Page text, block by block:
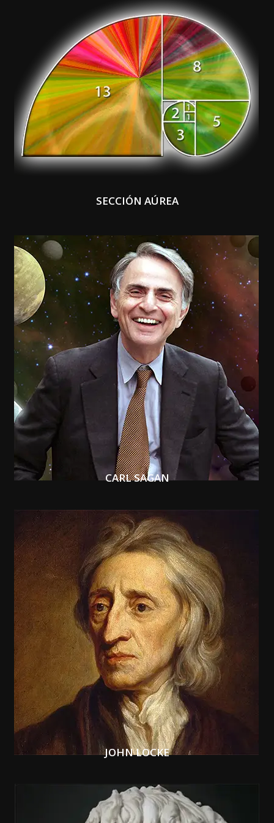
SECCIÓN AÚREA
CARL SAGAN
JOHN LOCKE